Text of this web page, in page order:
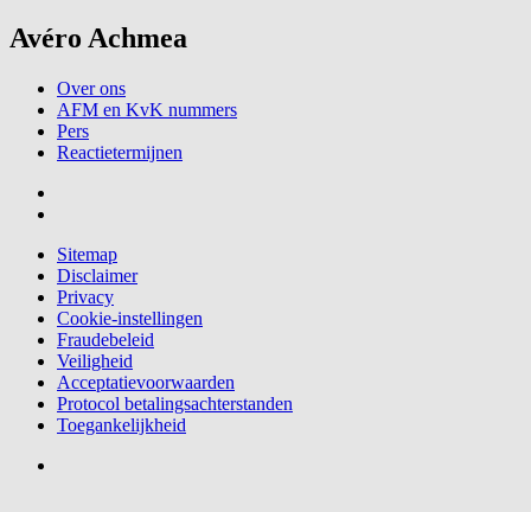
Avéro Achmea
Over ons
AFM en KvK nummers
Pers
Reactietermijnen
Sitemap
Disclaimer
Privacy
Cookie-instellingen
Fraudebeleid
Veiligheid
Acceptatievoorwaarden
Protocol betalingsachterstanden
Toegankelijkheid